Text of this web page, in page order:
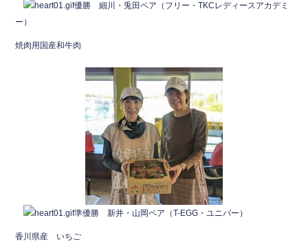
優勝 細川・兎田ペア（フリー・TKCレディースアカデミ
ー）
焼肉用国産和牛肉
準優勝 新井・山岡ペア（T-EGG・ユニバー）
香川県産 いちご